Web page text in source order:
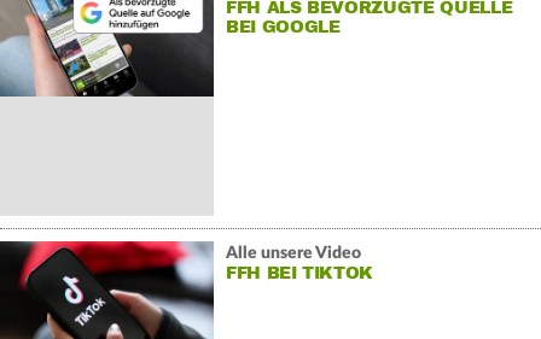
FFH ALS BEVORZUGTE QUELLE
BEI GOOGLE
Alle unsere Video
FFH BEI TIKTOK